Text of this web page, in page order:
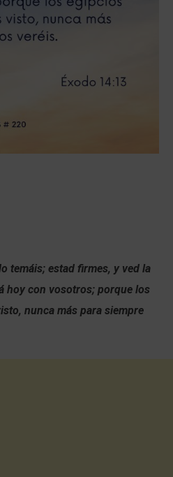
temáis; estad firmes, y ved la
hoy con vosotros; porque los
nunca más para siempre